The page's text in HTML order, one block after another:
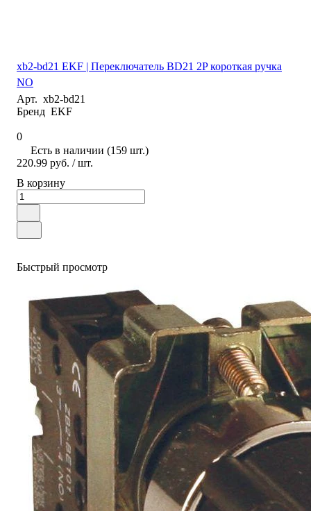
xb2-bd21 EKF | Переключатель BD21 2P короткая ручка
NO
Арт. xb2-bd21
Бренд EKF
0
Есть в наличии (159 шт.)
220.99 руб. / шт.
В корзину
Быстрый просмотр